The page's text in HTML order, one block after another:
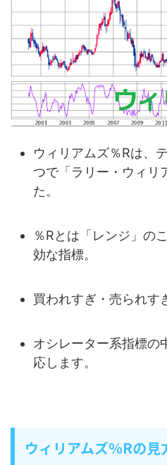
ウィリアムズ％Rは、
つで「ラリー・ウィリ
た。
％Rとは「レンジ」の
効な指標。
買われすぎ・売られす
オシレーター系指標の
応します。
ウィリアムズ％Rの見